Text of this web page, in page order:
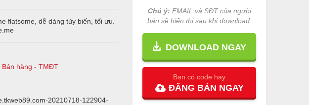
flatsome, dễ dàng tùy biến, tối ưu.
Bán hàng - TMĐT
20210718-122904-
Chú ý: EMAIL và SĐT của người
bán sẽ hiển thị sau khi download.
DOWNLOAD NGAY
Bạn có code hay
ĐĂNG BÁN NGAY